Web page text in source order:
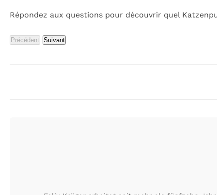
Répondez aux questions pour découvrir quel
Précédent Suivant